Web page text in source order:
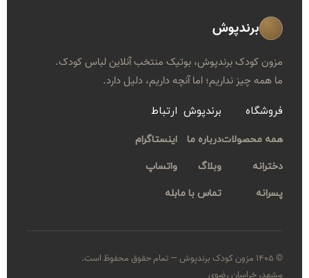
برندپوش
مزون کودک برندپوش، بوتیک منتخب آنلاین لباس کودک.
ما همه چیز نداریم؛ اما آنچه داریم، دلیل دارد.
فروشگاه
همه محصولات
دخترانه
پسرانه
برندپوش
درباره ما
وبلاگ
تماس با ما
ارتباط
اینستاگرام
واتساپ
بله
© ۱۴۰۵ مزون کودک برندپوش — تمام حقوق محفوظ است.
مشهد، خراسان رضوی